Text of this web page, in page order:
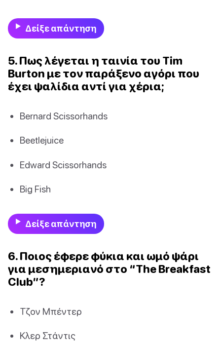
Δείξε απάντηση
5. Πως λέγεται η ταινία του Tim
Burton με τον παράξενο αγόρι που
έχει ψαλίδια αντί για χέρια;
Bernard Scissorhands
Beetlejuice
Edward Scissorhands
Big Fish
Δείξε απάντηση
6. Ποιος έφερε φύκια και ωμό ψάρι
για μεσημεριανό στο “The Breakfast
Club”?
Τζον Μπέντερ
Κλερ Στάντις